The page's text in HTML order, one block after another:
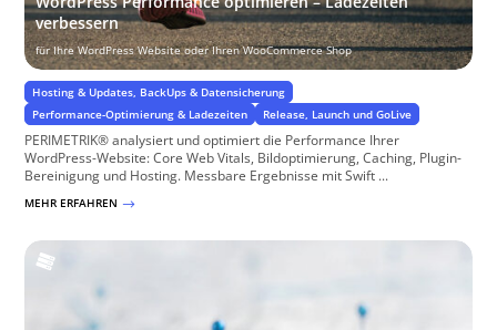
verbessern
für Ihre WordPress Website oder Ihren WooCommerce Shop
Hosting & Updates, BackUps & Datensicherung
Performance-Optimierung & Ladezeiten
Release, Launch und GoLive
PERIMETRIK® analysiert und optimiert die Performance Ihrer
WordPress-Website: Core Web Vitals, Bildoptimierung, Caching, Plugin-
Bereinigung und Hosting. Messbare Ergebnisse mit Swift ...
MEHR ERFAHREN $